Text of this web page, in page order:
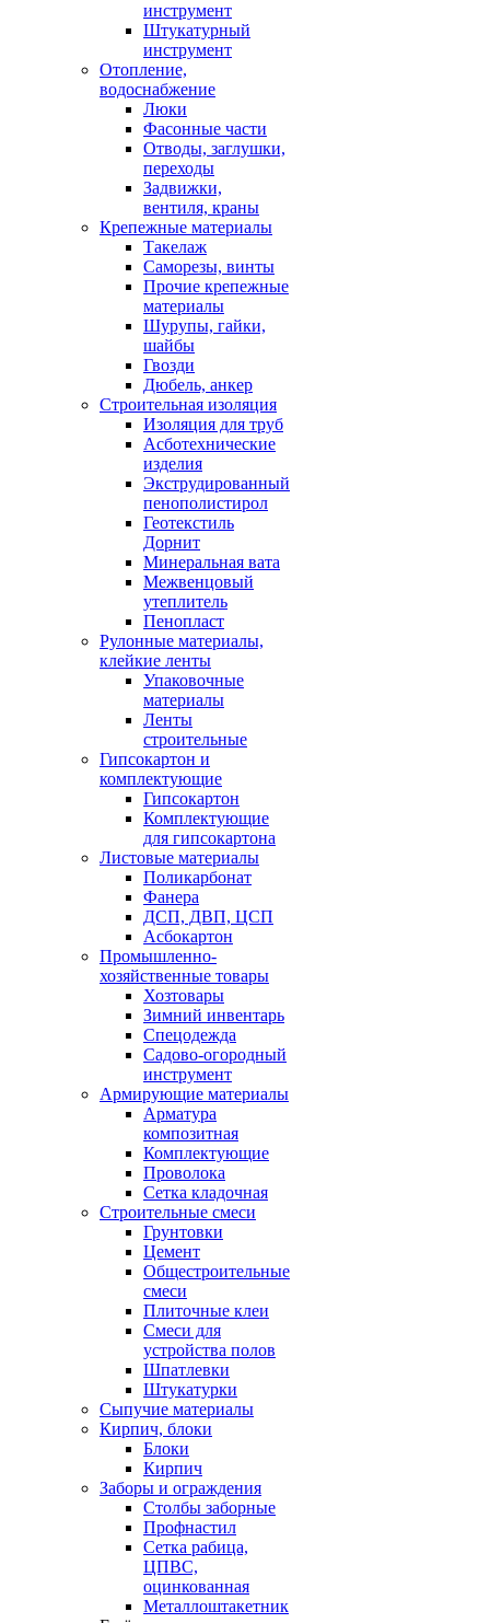
инструмент
Штукатурный
инструмент
Отопление,
водоснабжение
Люки
Фасонные части
Отводы, заглушки,
переходы
Задвижки,
вентиля, краны
Крепежные материалы
Такелаж
Саморезы, винты
Прочие крепежные
материалы
Шурупы, гайки,
шайбы
Гвозди
Дюбель, анкер
Строительная изоляция
Изоляция для труб
Асботехнические
изделия
Экструдированный
пенополистирол
Геотекстиль
Дорнит
Минеральная вата
Межвенцовый
утеплитель
Пенопласт
Рулонные материалы,
клейкие ленты
Упаковочные
материалы
Ленты
строительные
Гипсокартон и
комплектующие
Гипсокартон
Комплектующие
для гипсокартона
Листовые материалы
Поликарбонат
Фанера
ДСП, ДВП, ЦСП
Асбокартон
Промышленно-
хозяйственные товары
Хозтовары
Зимний инвентарь
Спецодежда
Садово-огородный
инструмент
Армирующие материалы
Арматура
композитная
Комплектующие
Проволока
Сетка кладочная
Строительные смеси
Грунтовки
Цемент
Общестроительные
смеси
Плиточные клеи
Смеси для
устройства полов
Шпатлевки
Штукатурки
Сыпучие материалы
Кирпич, блоки
Блоки
Кирпич
Заборы и ограждения
Столбы заборные
Профнастил
Сетка рабица,
ЦПВС,
оцинкованная
Металлоштакетник